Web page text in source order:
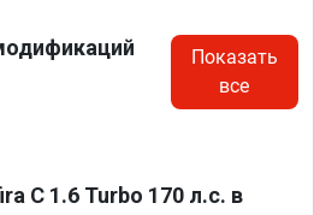
Показать
все
C 1.6 Turbo 170 л.с. в